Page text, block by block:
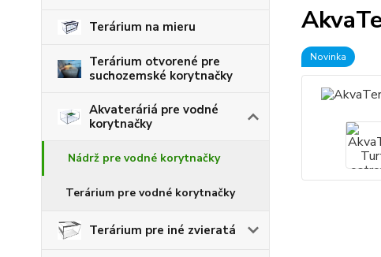
Terárium na mieru
Terárium otvorené pre
suchozemské korytnačky
Akvateráriá pre vodné
korytnačky
Nádrž pre vodné korytnačky
Terárium pre vodné korytnačky
Terárium pre iné zvieratá
Novinka